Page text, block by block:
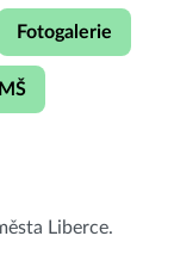
Fotogalerie
Liberce.